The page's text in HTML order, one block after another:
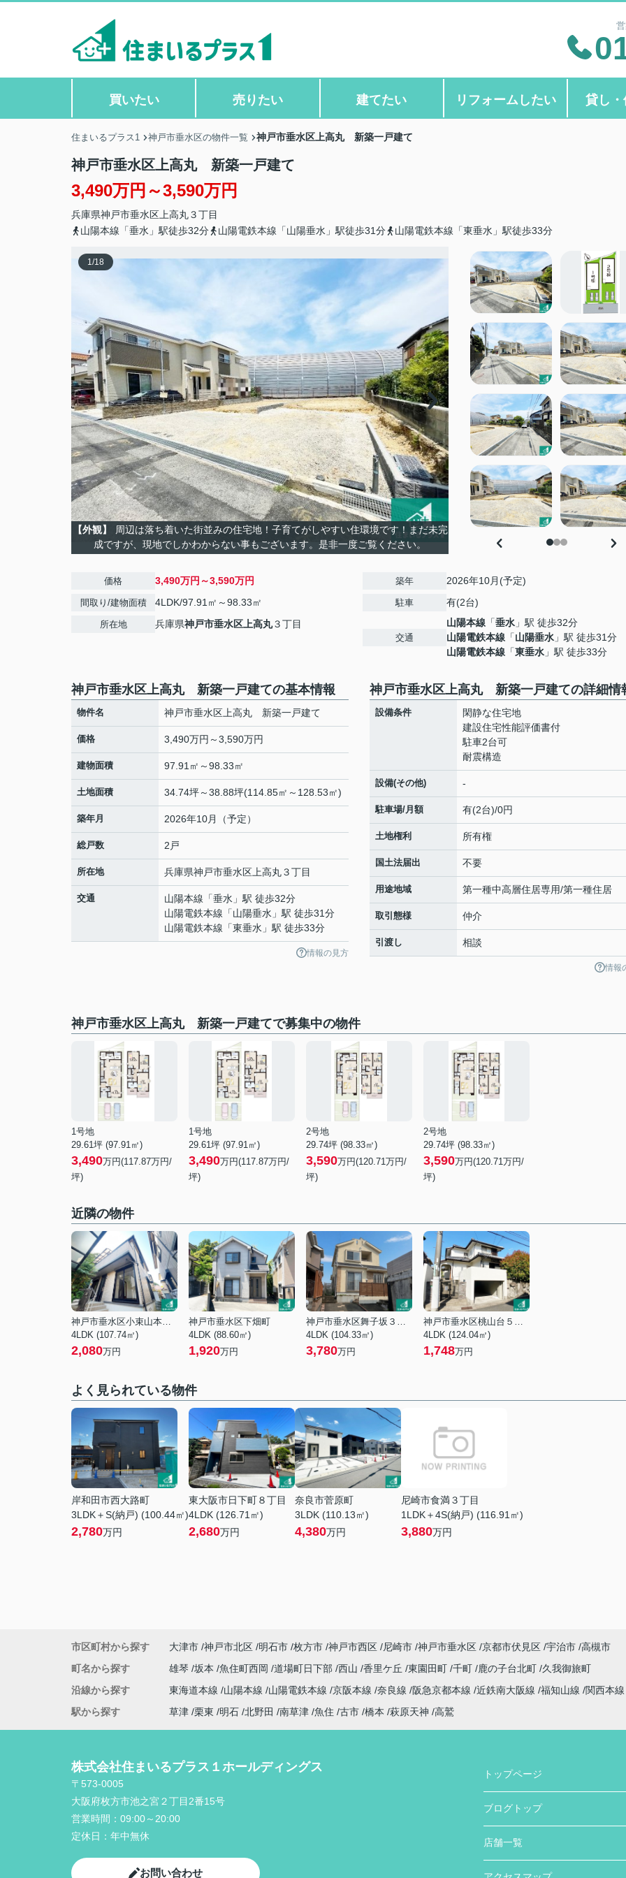
買いたい 売りたい 建てたい リフォームしたい 貸し
住まいるプラス1 神戸市垂水区の物件一覧 神戸市垂水区上高丸 新築一戸建て
神戸市垂水区上高丸 新築一戸建て
3,490万円～3,590万円
兵庫県神戸市垂水区 上高丸３丁目
山陽本線「垂水」駅徒歩32分
山陽電鉄本線「山陽垂水」駅徒歩31分 山陽電鉄本線「東垂水」駅徒歩33分
1/18
【外観】
周辺は落ち着いた街並みの住宅地！子育てがしやすい住環境です！まだ未完
成ですが、現地でしかわからない事もございます。是非一度ご覧ください。
価格 3,490万円～3,590万円
間取り/建物面積 4LDK/97.91㎡～98.33㎡
所在地 兵庫県神戸市垂水区 上高丸３丁目
築年 2026年10月(予定)
駐車 有(2台)
交通
山陽本線 「垂水 」駅 徒歩32分
山陽電鉄本線 「山陽垂水 」駅 徒歩31分
山陽電鉄本線 「東垂水 」駅 徒歩33分
神戸市垂水区上高丸 新築一戸建ての基本情報
物件名 神戸市垂水区上高丸 新築一戸建て
価格 3,490万円～3,590万円
建物面積 97.91㎡～98.33㎡
土地面積 34.74坪～38.88坪(114.85㎡～128.53㎡)
築年月 2026年10月（予定）
総戸数 2戸
所在地 兵庫県神戸市垂水区 上高丸３丁目
交通 山陽本線 「垂水 」駅 徒歩32分
山陽電鉄本線 「山陽垂水 」駅 徒歩31分
山陽電鉄本線 「東垂水 」駅 徒歩33分
情報の見方
神戸市垂水区上高丸 新築一戸建ての詳細情
設備条件
閑静な住宅地
建設住宅性能評価書付
駐車2台可
耐震構造
設備(その他) -
駐車場/月額 有(2台)/0円
土地権利 所有権
国土法届出 不要
用途地域 第一種中高層住居専用/第一種住居
取引態様 仲介
引渡し 相談
情報
神戸市垂水区上高丸 新築一戸建てで募集中の物件
1号地
29.61坪 (97.91㎡)
3,490万円(117.87万円/
坪)
1号地
29.61坪 (97.91㎡)
3,490万円(117.87万円/
坪)
2号地
29.74坪 (98.33㎡)
3,590万円(120.71万円/
坪)
2号地
29.74坪 (98.33㎡)
3,590万円(120.71万円/
坪)
近隣の物件
神戸市垂水区小束山本町４丁目
4LDK (107.74㎡)
2,080万円
神戸市垂水区下畑町
4LDK (88.60㎡)
1,920万円
神戸市垂水区舞子坂３丁目
4LDK (104.33㎡)
3,780万円
神戸市垂水区桃山台５丁目
4LDK (124.04㎡)
1,748万円
よく見られている物件
岸和田市西大路町
3LDK＋S(納戸) (100.44㎡)
2,780万円
東大阪市日下町８丁目
4LDK (126.71㎡)
2,680万円
奈良市菅原町
3LDK (110.13㎡)
4,380万円
尼崎市食満３丁目
1LDK＋4S(納戸) (116.91㎡)
3,880万円
市区町村から探す 大津市 神戸市北区 明石市 枚方市 神戸市西区 尼崎市 神戸市垂水区 京都市伏見区 宇治市 高槻市
町名から探す
雄琴 坂本 魚住町西岡 道場町日下部 西山 香里ケ丘 東園田町 千町 鹿の子台北町 久我御旅町
沿線から探す
東海道本線 山陽本線 山陽電鉄本線 京阪本線 奈良線 阪急京都本線 近鉄南大阪線 福知山線
関西本
駅から探す
草津 栗東 明石 北野田 南草津 魚住 古市 橋本 萩原天神 高鷲
株式会社住まいるプラス１ホールディングス
〒573-0005
大阪府枚方市池之宮２丁目2番15号
営業時間： 09:00～20:00
定休日： 年中無休
お問い合わせ
トップページ
ブログトップ
店舗一覧